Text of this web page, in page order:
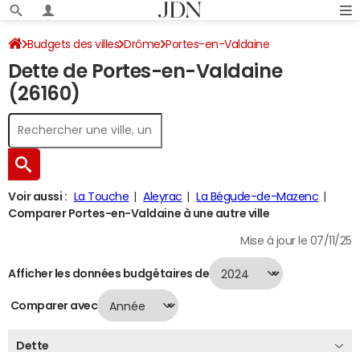
Budgets des villes Drôme Portes-en-Valdaine
Dette au 31/12/2024
Dette de Portes-en-Valdaine
(26160)
Voir aussi : La Touche Aleyrac
La Bégude-de-Mazenc
Comparer Portes-en-Valdaine à une autre ville
Mise à jour le 07/11/25
Afficher les données budgétaires de
Comparer avec
Dette